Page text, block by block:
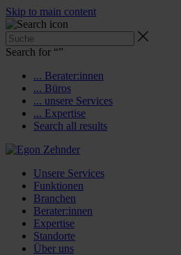
Skip to main content
Search for “”
... Berater:innen
... Büros
... unsere Services
... Expertise
Search all results
Unsere Services
Funktionen
Branchen
Berater:innen
Expertise
Standorte
Über uns